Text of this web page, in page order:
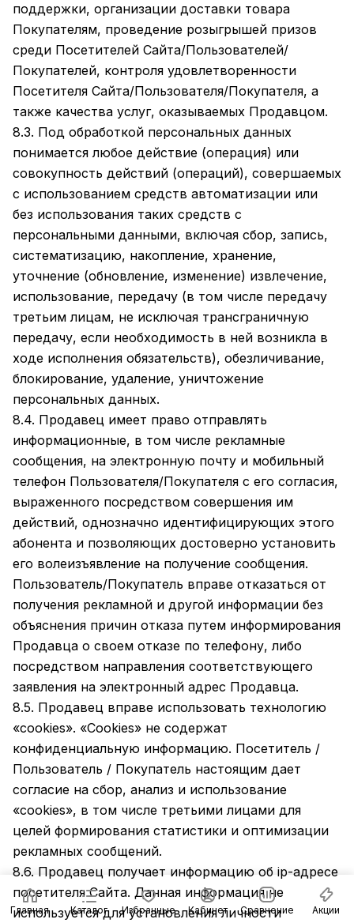
поддержки, организации доставки товара
Покупателям, проведение розыгрышей призов
среди Посетителей Сайта/Пользователей/
Покупателей, контроля удовлетворенности
Посетителя Сайта/Пользователя/Покупателя, а
также качества услуг, оказываемых Продавцом.
8.3. Под обработкой персональных данных
понимается любое действие (операция) или
совокупность действий (операций), совершаемых
с использованием средств автоматизации или
без использования таких средств с
персональными данными, включая сбор, запись,
систематизацию, накопление, хранение,
уточнение (обновление, изменение) извлечение,
использование, передачу (в том числе передачу
третьим лицам, не исключая трансграничную
передачу, если необходимость в ней возникла в
ходе исполнения обязательств), обезличивание,
блокирование, удаление, уничтожение
персональных данных.
8.4. Продавец имеет право отправлять
информационные, в том числе рекламные
сообщения, на электронную почту и мобильный
телефон Пользователя/Покупателя с его согласия,
выраженного посредством совершения им
действий, однозначно идентифицирующих этого
абонента и позволяющих достоверно установить
его волеизъявление на получение сообщения.
Пользователь/Покупатель вправе отказаться от
получения рекламной и другой информации без
объяснения причин отказа путем информирования
Продавца о своем отказе по телефону, либо
посредством направления соответствующего
заявления на электронный адрес Продавца.
8.5. Продавец вправе использовать технологию
«cookies». «Cookies» не содержат
конфиденциальную информацию. Посетитель /
Пользователь / Покупатель настоящим дает
согласие на сбор, анализ и использование
«cookies», в том числе третьими лицами для
целей формирования статистики и оптимизации
рекламных сообщений.
8.6. Продавец получает информацию об ip-адресе
посетителя Сайта. Данная информация не
используется для установления личности
Главная Каталог Избранные Кабинет Сравнение Акции